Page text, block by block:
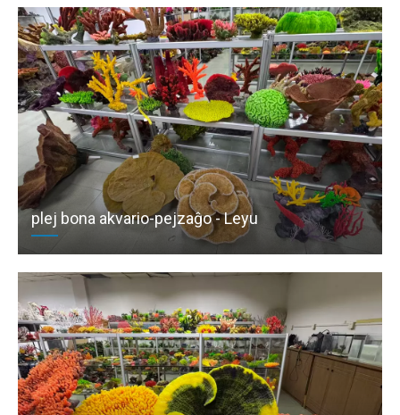
plej bona akvario-pejzaĝo - Leyu